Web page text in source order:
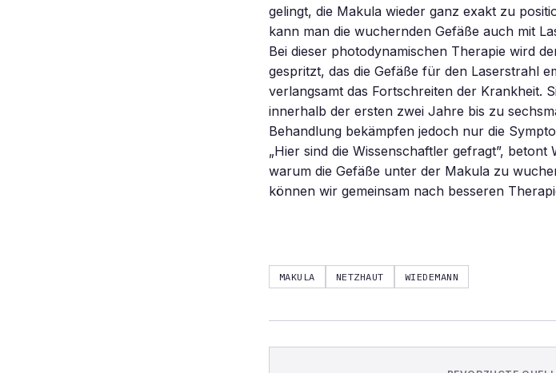
gelingt, die Makula wieder ganz exakt zu
kann man die wuchernden Gefäße auch mit
Bei dieser photodynamischen Therapie wird
gespritzt, das die Gefäße für den Laserstrahl
verlangsamt das Fortschreiten der Krankheit.
innerhalb der ersten zwei Jahre bis zu
Behandlung bekämpfen jedoch nur die
„Hier sind die Wissenschaftler gefragt”, betont
warum die Gefäße unter der Makula zu
können wir gemeinsam nach besseren
MAKULA NETZHAUT WIEDEMANN